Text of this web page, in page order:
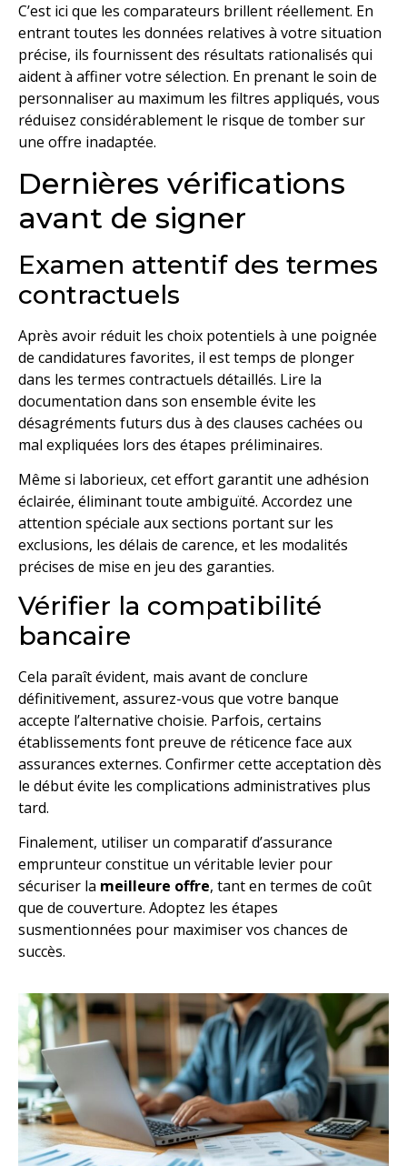
C’est ici que les comparateurs brillent réellement. En
entrant toutes les données relatives à votre situation
précise, ils fournissent des résultats rationalisés qui
aident à affiner votre sélection. En prenant le soin de
personnaliser au maximum les filtres appliqués, vous
réduisez considérablement le risque de tomber sur
une offre inadaptée.
Dernières vérifications
avant de signer
Examen attentif des termes
contractuels
Après avoir réduit les choix potentiels à une poignée
de candidatures favorites, il est temps de plonger
dans les termes contractuels détaillés. Lire la
documentation dans son ensemble évite les
désagréments futurs dus à des clauses cachées ou
mal expliquées lors des étapes préliminaires.
Même si laborieux, cet effort garantit une adhésion
éclairée, éliminant toute ambiguïté. Accordez une
attention spéciale aux sections portant sur les
exclusions, les délais de carence, et les modalités
précises de mise en jeu des garanties.
Vérifier la compatibilité
bancaire
Cela paraît évident, mais avant de conclure
définitivement, assurez-vous que votre banque
accepte l’alternative choisie. Parfois, certains
établissements font preuve de réticence face aux
assurances externes. Confirmer cette acceptation dès
le début évite les complications administratives plus
tard.
Finalement, utiliser un comparatif d’assurance
emprunteur constitue un véritable levier pour
sécuriser la meilleure offre, tant en termes de coût
que de couverture. Adoptez les étapes
susmentionnées pour maximiser vos chances de
succès.